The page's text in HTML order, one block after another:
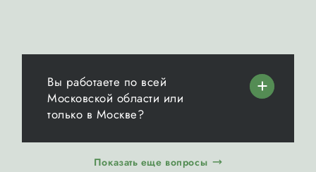
Вы работаете по всей
Московской области или
только в Москве?
Показать еще вопросы